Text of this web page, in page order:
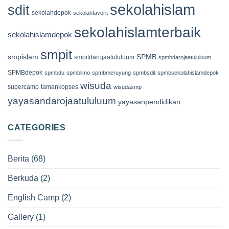
sdit sekolahdepok sekolahfavorit sekolahislam
sekolahislamdepok sekolahislamterbaik
smpislam smpit smpitdarojaatululuum SPMB spmbdarojaatululuum
SPMBdepok spmbdu spmblimo spmbmeruyung spmbsdit spmbsekolahislamdepok
supercamp tamankopses wisuda wisudasmp
yayasandarojaatululuum yayasanpendidikan
CATEGORIES
Berita (68)
Berkuda (2)
English Camp (2)
Gallery (1)